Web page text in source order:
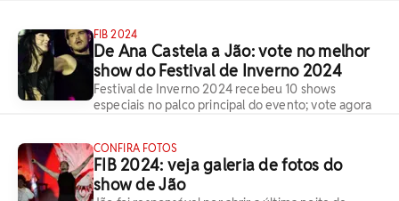
FIB 2024
De Ana Castela a Jão: vote no melhor
show do Festival de Inverno 2024
Festival de Inverno 2024 recebeu 10 shows
especiais no palco principal do evento; vote agora
CONFIRA FOTOS
FIB 2024: veja galeria de fotos do
show de Jão